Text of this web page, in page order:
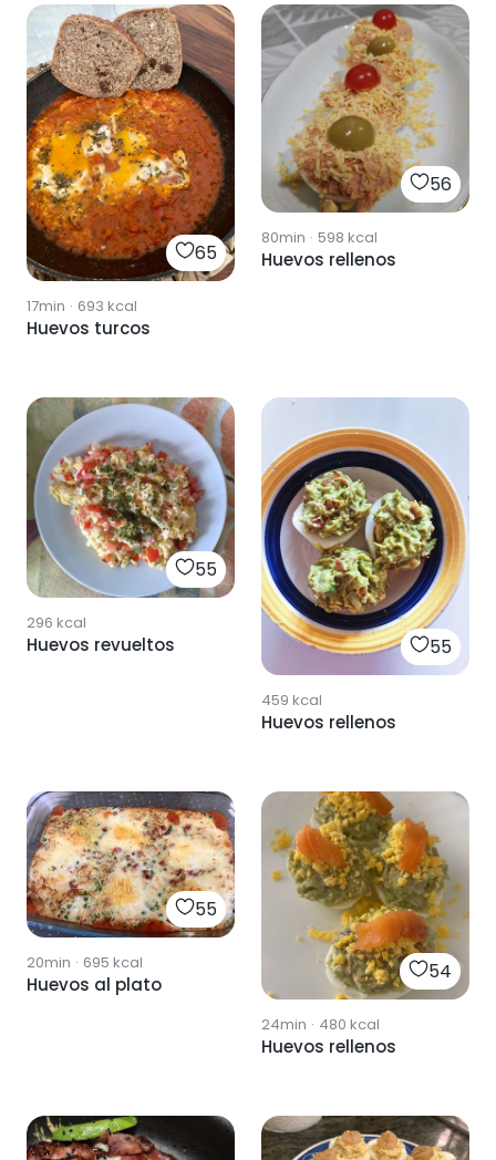
65
17min · 693 kcal
Huevos turcos
56
80min · 598 kcal
Huevos rellenos
55
296 kcal
Huevos revueltos 55
459 kcal
Huevos rellenos
55
20min · 695 kcal
Huevos al plato
54
24min · 480 kcal
Huevos rellenos